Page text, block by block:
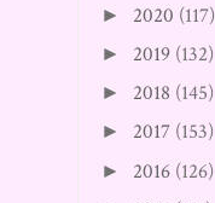
► 2020 (117)
► 2019 (132)
► 2018 (145)
► 2017 (153)
► 2016 (126)